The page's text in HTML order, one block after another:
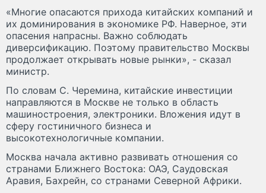
«Многие опасаются прихода китайских компаний и
их доминирования в экономике РФ. Наверное, эти
опасения напрасны. Важно соблюдать
диверсификацию. Поэтому правительство Москвы
продолжает открывать новые рынки», - сказал
министр.
По словам С. Черемина, китайские инвестиции
направляются в Москве не только в область
машиностроения, электроники. Вложения идут в
сферу гостиничного бизнеса и
высокотехнологичные компании.
Москва начала активно развивать отношения со
странами Ближнего Востока: ОАЭ, Саудовская
Аравия, Бахрейн, со странами Северной Африки.